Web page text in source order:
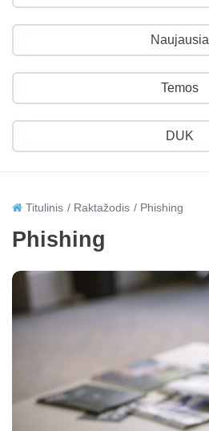
Naujausia
Temos
DUK
Titulinis Raktažodis Phishing
Phishing